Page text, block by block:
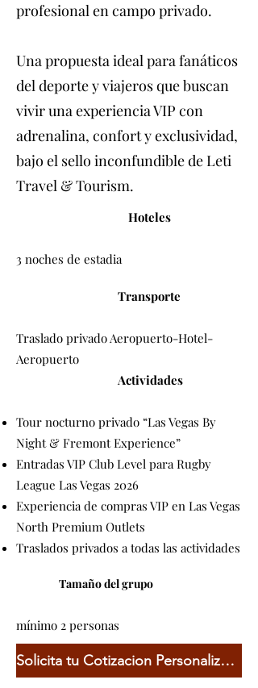
profesional en campo privado.
Una propuesta ideal para fanáticos
del deporte y viajeros que buscan
vivir una experiencia VIP con
adrenalina, confort y exclusividad,
bajo el sello inconfundible de Leti
Travel & Tourism.
Hoteles
3 noches de estadia
Transporte
Traslado privado Aeropuerto-Hotel-
Aeropuerto
Actividades
Tour nocturno privado “Las Vegas By
Night & Fremont Experience”
Entradas VIP Club Level para Rugby
League Las Vegas 2026
Experiencia de compras VIP en Las Vegas
North Premium Outlets
Traslados privados a todas las actividades
Tamaño del grupo
mínimo 2 personas
Solicita tu Cotizacion Personalizada